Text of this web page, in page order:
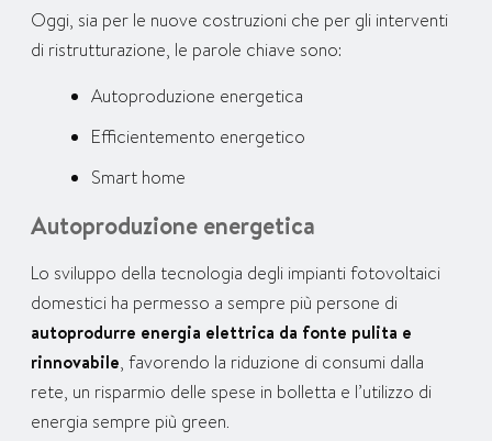
Oggi, sia per le nuove costruzioni che per gli interventi
di ristrutturazione, le parole chiave sono:
Autoproduzione energetica
Efficientemento energetico
Smart home
Autoproduzione energetica
Lo sviluppo della tecnologia degli impianti fotovoltaici
domestici ha permesso a sempre più persone di
autoprodurre energia elettrica da fonte pulita e
rinnovabile, favorendo la riduzione di consumi dalla
rete, un risparmio delle spese in bolletta e l’utilizzo di
energia sempre più green.